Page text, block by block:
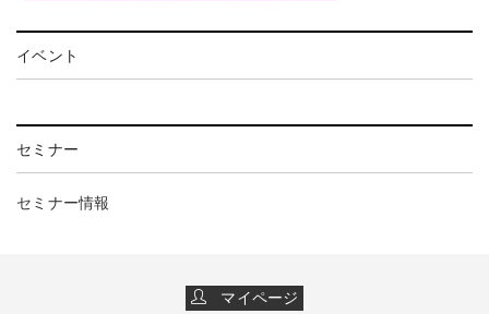
イベント
セミナー
セミナー情報
マイページ